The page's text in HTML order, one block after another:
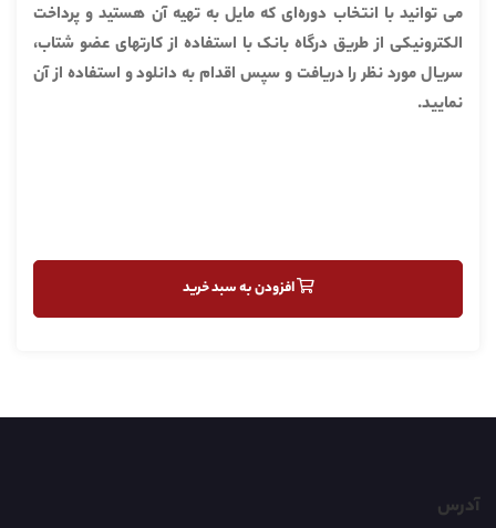
می توانید با انتخاب دوره‌ای که مایل به تهیه آن هستید و پرداخت
الکترونیکی از طریق درگاه بانک با استفاده از کارتهای عضو شتاب،
سریال مورد نظر را دریافت و سپس اقدام به دانلود و استفاده از آن
نمایید.
افزودن به سبد خرید
آدرس